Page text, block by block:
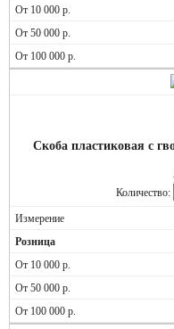
Скоба пластиковая с
Количество: